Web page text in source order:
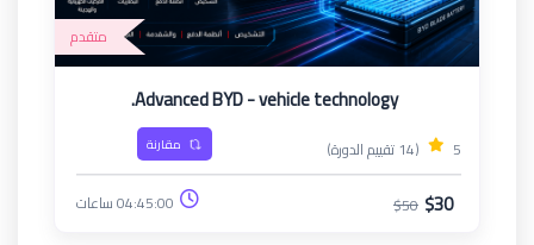
متقدم
Advanced BYD - vehicle technology.
5 (14 تقييم الدورة) مقارنة
$30
$50 04:45:00 ساعات